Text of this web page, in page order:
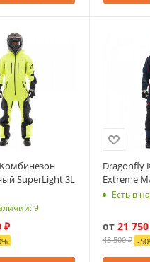
SuperLight 3L
9
₽
%
Dragonfly
Extreme
Есть в
от 21
43 500 ₽ -50